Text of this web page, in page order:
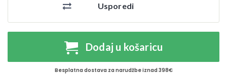
Usporedi
Dodaj u košaricu
Besplatna dostava za narudžbe iznad 398€